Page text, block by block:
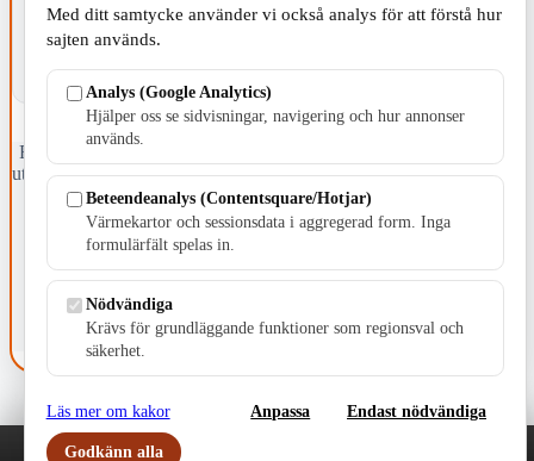
Fristående webbtidningsföretag grundat 1991 som sedan 2002 ger
ut tidningen Skillingaryd.nu och 2010 lanserades Värnamo.nu. Från
april 2026 omfattar Skillingaryd.nu tre kommuner: Gnosjö,
Värnamo och Vaggeryds kommun.
Kontakta oss
E-post: redaktionen@skillingaryd.nu
Postadress: Gisslaköp 1, 568 92 Skillingaryd
Kakinställningar
Med ditt samtycke använder vi också analys för att förstå hur
sajten används.
Analys (Google Analytics)
Hjälper oss se sidvisningar, navigering och hur annonser
används.
Beteendeanalys (Contentsquare/Hotjar)
Värmekartor och sessionsdata i aggregerad form. Inga
formulärfält spelas in.
Nödvändiga
Krävs för grundläggande funktioner som regionsval och
säkerhet.
Läs mer om kakor Anpassa Endast nödvändiga
Godkänn alla